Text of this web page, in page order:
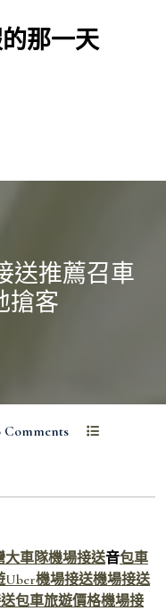
那一天
送推薦召車
搶客
Comments
大車隊機場接送音包車
Uber機場接送機場接送
包車旅遊價格機場接